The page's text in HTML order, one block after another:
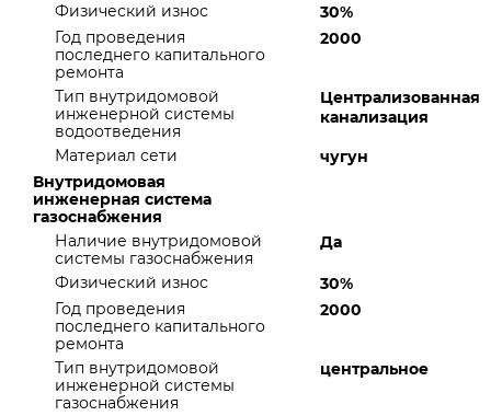
Физический износ
30%
Год проведения
последнего капитального
ремонта
2000
Тип внутридомовой
инженерной системы
водоотведения
Централизованная
канализация
Материал сети
чугун
Внутридомовая
инженерная система
газоснабжения
Наличие внутридомовой
системы газоснабжения
Да
Физический износ
30%
Год проведения
последнего капитального
ремонта
2000
Тип внутридомовой
инженерной системы
газоснабжения
центральное